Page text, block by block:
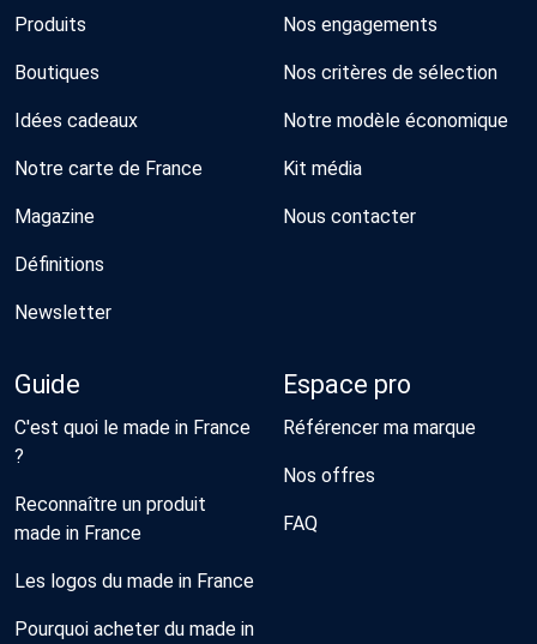
Produits
Boutiques
Idées cadeaux
Notre carte de France
Magazine
Définitions
Newsletter
Nos engagements
Nos critères de sélection
Notre modèle économique
Kit média
Nous contacter
Guide
C'est quoi le made in France
?
Reconnaître un produit
made in France
Les logos du made in France
Pourquoi acheter du made in
Espace pro
Référencer ma marque
Nos offres
FAQ